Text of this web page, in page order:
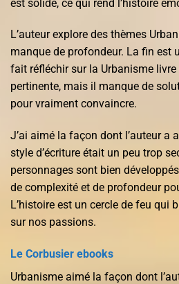
est solide, ce qui rend l’histoire
L’auteur explore des thèmes
manque de profondeur. La fin est
fait réfléchir sur la Urbanisme
pertinente, mais il manque de
pour vraiment convaincre.
J’ai aimé la façon dont l’auteur a
style d’écriture était un peu trop
personnages sont bien
de complexité et de profondeur
L’histoire est un cercle de feu qui
sur nos passions.
Le Corbusier ebooks
Urbanisme aimé la façon dont